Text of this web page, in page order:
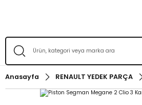
Anasayfa RENAULT YEDEK PARÇA